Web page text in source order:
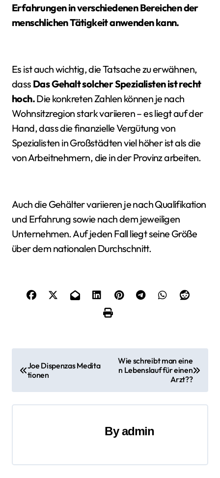
Erfahrungen in verschiedenen Bereichen der
menschlichen Tätigkeit anwenden kann.
Es ist auch wichtig, die Tatsache zu erwähnen,
dass Das Gehalt solcher Spezialisten ist recht
hoch.Die konkreten Zahlen können je nach
Wohnsitzregion stark variieren – es liegt auf der
Hand, dass die finanzielle Vergütung von
Spezialisten in Großstädten viel höher ist als die
von Arbeitnehmern, die in der Provinz arbeiten.
Auch die Gehälter variieren je nach Qualifikation
und Erfahrung sowie nach dem jeweiligen
Unternehmen. Auf jeden Fall liegt seine Größe
über dem nationalen Durchschnitt.
i
Joe Dispenzas Medita
tionen
Wie schreibt man eine
n Lebenslauf für einen
Arzt??
Byadmin